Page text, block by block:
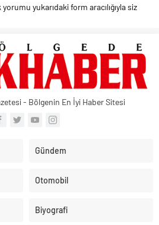
yukarıdaki form aracılığıyla siz
- Bölgenin En İyi Haber Sitesi
Gündem
Otomobil
Biyografi